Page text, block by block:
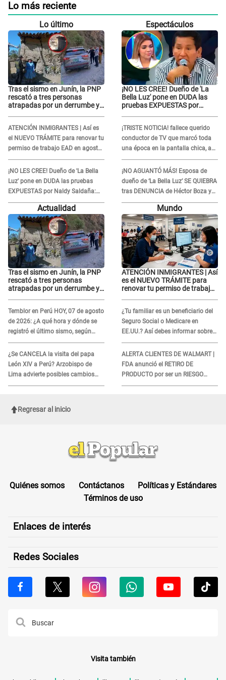
Lo más reciente
Lo último
Tras el sismo en Junín, la PNP
rescató a tres personas
atrapadas por un derrumbe y
ATENCIÓN INMIGRANTES | Así es
el NUEVO TRÁMITE para renovar tu
permiso de trabajo EAD en agosto
del 2026
¡NO LES CREE! Dueño de 'La Bella
Luz' pone en DUDA las pruebas
EXPUESTAS por Naldy Saldaña:
“Quizá se han editado...”
Espectáculos
¡NO LES CREE! Dueño de 'La
Bella Luz' pone en DUDA las
pruebas EXPUESTAS por
¡TRISTE NOTICIA! fallece querido
conductor de TV que marcó toda
una época en la pantalla chica, así
fue su repentino adiós
¡NO AGUANTÓ MÁS! Esposa de
dueño de ‘La Bella Luz’ SE QUIEBRA
tras DENUNCIA de Héctor Boza y
ARREMETE contra Claudia Salazar
Actualidad
Tras el sismo en Junín, la PNP
rescató a tres personas
atrapadas por un derrumbe y
Temblor en Perú HOY, 07 de agosto
de 2026: ¿A qué hora y dónde se
registró el último sismo, según
IGP?
¿Se CANCELA la visita del papa
León XIV a Perú? Arzobispo de
Lima advierte posibles cambios
por fénomeno El Niño
Mundo
ATENCIÓN INMIGRANTES | Así
es el NUEVO TRÁMITE para
renovar tu permiso de trabajo
¿Tu familiar es un beneficiario del
Seguro Social o Medicare en
EE.UU.? Así debes informar sobre
su muerte para EVITAR COBROS
ALERTA CLIENTES DE WALMART |
FDA anunció el RETIRO DE
PRODUCTO por ser un RIESGO
MORTAL para consumidores: ¿Cuál
Regresar al inicio
Quiénes somos Contáctanos
Políticas y Estándares
Términos de uso
Enlaces de interés
Redes Sociales
Visita también